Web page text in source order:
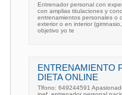
Entrenador personal con
con amplias titulaciones y
entrenamientos personales o
exterior o en interior
objetivo yo te
ENTRENAMIENTO
DIETA ONLINE
Tlfono: 649244591